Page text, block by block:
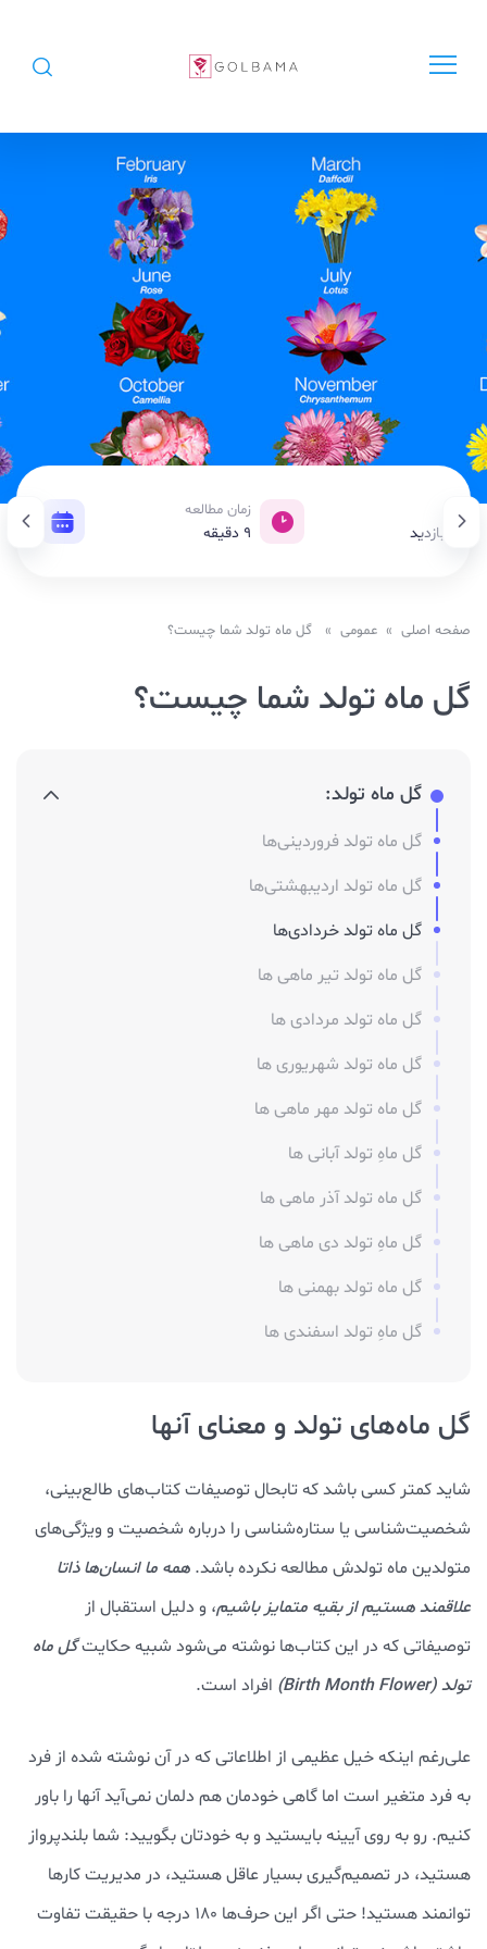
بازدید
زمان مطالعه
9 دقیقه 09 دسامبر 2019
صفحه اصلی » عمومی » گل ماه تولد شما چیست؟
گل ماه تولد شما چیست؟
گل ماه تولد:
گل ماه تولد فروردینی‌ها
گل ماه تولد اردیبهشتی‌ها
گل ماه تولد خردادی‌ها
گل ماه تولد تیر ماهی ها
گل ماه تولد مردادی ها
گل ماه تولد شهریوری ها
گل ماه تولد مهر ماهی ها
گل ماهِ تولد آبانی ها
گل ماه تولد آذر ماهی ها
گل ماهِ تولد دی ماهی ها
گل ماه تولد بهمنی ها
گل ماهِ تولد اسفندی ها
گل ماه‌های تولد و معنای آنها
شاید کمتر کسی باشد که تابحال توصیفات کتاب‌های طالع‌بینی،
شخصیت‌شناسی یا ستاره‌شناسی را درباره شخصیت و ویژگی‌های
متولدین ماه تولدش مطالعه نکرده باشد. همه ما انسان‌ها ذاتا
علاقمند هستیم از بقیه متمایز باشیم، و دلیل استقبال از
توصیفاتی که در این کتاب‌ها نوشته می‌شود شبیه حکایتگل ماه
تولد (Birth Month Flower)
افراد است.
علی‌رغم اینکه خیل عظیمی از اطلاعاتی که در آن نوشته شده از فرد
به فرد متغیر است اما گاهی خودمان هم دلمان نمی‌آید آنها را باور
کنیم. رو به روی آیینه بایستید و به خودتان بگویید: شما بلندپرواز
هستید، در تصمیم‌گیری بسیار عاقل هستید، در مدیریت کارها
توانمند هستید! حتی اگر این حرف‌ها ۱۸۰ درجه با حقیقت تفاوت